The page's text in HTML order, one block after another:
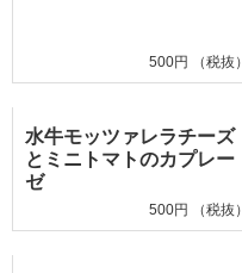
500円 （税抜）
水牛モッツァレラチーズ
とミニトマトのカプレー
ゼ
500円 （税抜）